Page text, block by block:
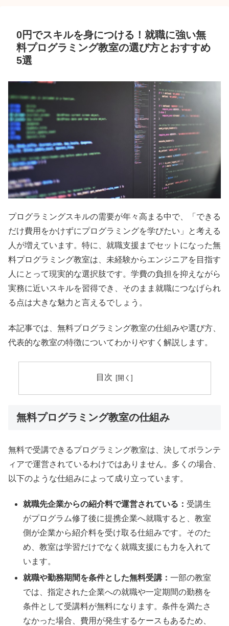
0円でスキルを身につける！就職に強い無
料プログラミング教室の選び方とおすすめ
5選
プログラミングスキルの需要が年々高まる中で、「できる
だけ費用をかけずにプログラミングを学びたい」と考える
人が増えています。特に、就職支援までセットになった無
料プログラミング教室は、未経験からエンジニアを目指す
人にとって現実的な選択肢です。学費の負担を抑えながら
実務に近いスキルを習得でき、そのまま就職につなげられ
る点は大きな魅力と言えるでしょう。
本記事では、無料プログラミング教室の仕組みや選び方、
代表的な教室の特徴についてわかりやすく解説します。
目次
無料プログラミング教室の仕組み
無料で受講できるプログラミング教室は、決してボランテ
ィアで運営されているわけではありません。多くの場合、
以下のような仕組みによって成り立っています。
就職先企業からの紹介料で運営されている： 受講生
がプログラム修了後に提携企業へ就職すると、教室
側が企業から紹介料を受け取る仕組みです。そのた
め、教室は学習だけでなく就職支援にも力を入れて
います。
就職や勤務期間を条件とした無料受講：一部の教室
では、指定された企業への就職や一定期間の勤務を
条件として受講料が無料になります。条件を満たさ
なかった場合、費用が発生するケースもあるため、